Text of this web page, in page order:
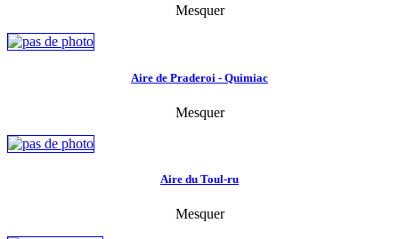
Mesquer
Aire de Praderoi - Quimiac
Mesquer
Aire du Toul-ru
Mesquer